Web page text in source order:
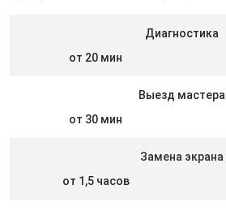
Диагностика
от 20 мин
Выезд мастера
от 30 мин
Замена экрана
от 1,5 часов